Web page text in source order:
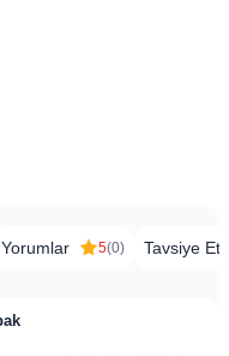
Yorumlar 5(0) Tavsiye Et